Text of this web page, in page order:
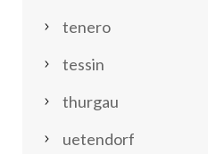
tenero
tessin
thurgau
uetendorf